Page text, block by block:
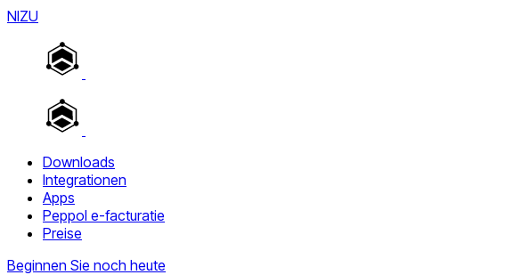
NIZU
Downloads
Integrationen
Apps
Peppol e-facturatie
Preise
Beginnen Sie noch heute